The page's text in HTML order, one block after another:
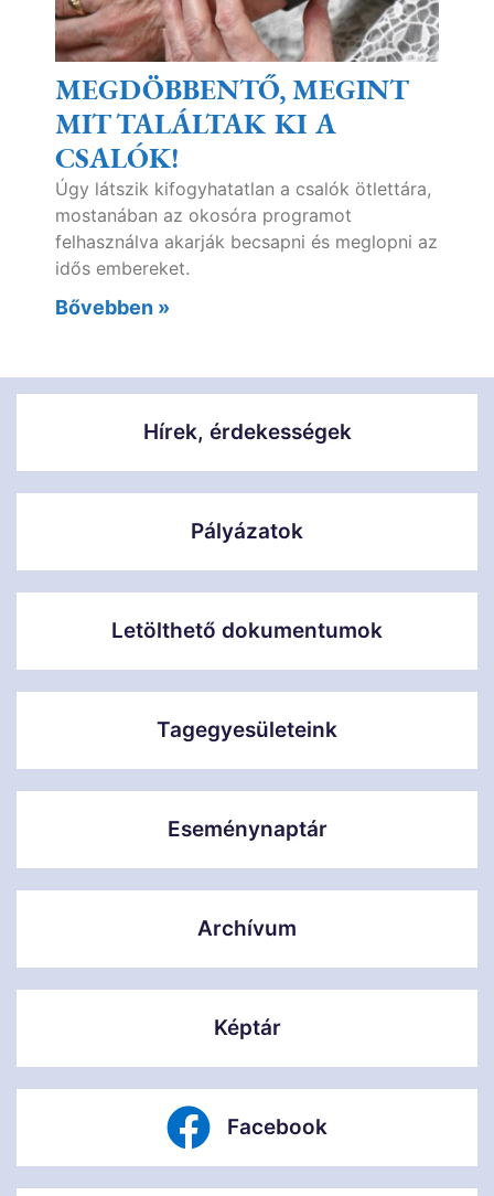
MEGDÖBBENTŐ, MEGINT
MIT TALÁLTAK KI A
CSALÓK!
Úgy látszik kifogyhatatlan a csalók ötlettára,
mostanában az okosóra programot
felhasználva akarják becsapni és meglopni az
idős embereket.
Bővebben »
Hírek, érdekességek
Pályázatok
Letölthető dokumentumok
Tagegyesületeink
Eseménynaptár
Archívum
Képtár
Facebook